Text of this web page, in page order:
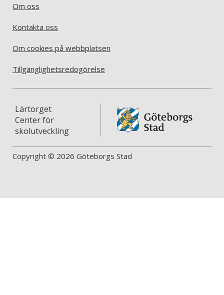
Om oss
Kontakta oss
Om cookies på webbplatsen
Tillgänglighetsredogörelse
Lärtorget
Center för
skolutveckling
Copyright © 2026 Göteborgs Stad